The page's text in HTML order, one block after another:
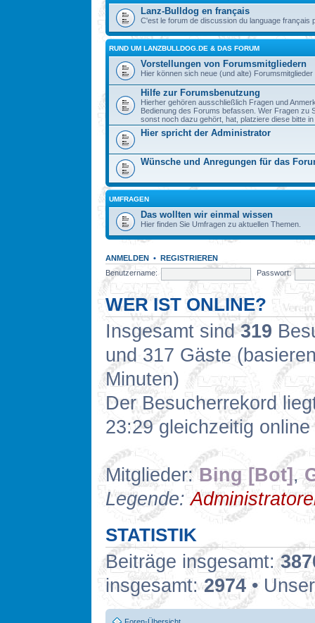
Lanz-Bulldog en français
C'est le forum de discussion du language français
RUND UM LANZBULLDOG.DE & DAS FORUM
Vorstellungen von Forumsmitgliedern
Hier können sich neue (und alte)
Hilfe zur Forumsbenutzung
Hierher gehören ausschließlich Fragen und
Bedienung des Forums befassen. Wer Fragen zu
sonst noch dazu gehört, hat, platziere diese bitte
Hier spricht der Administrator
Wünsche und Anregungen für das
UMFRAGEN
Das wollten wir einmal wissen
Hier finden Sie Umfragen zu aktuellen Themen.
ANMELDEN • REGISTRIEREN
Benutzername:
Passwort:
WER IST ONLINE?
Insgesamt sind319
und 317 Gäste
Minuten)
Der Besucherrekord
23:29 gleichzeitig
Mitglieder:Bing [Bot],
Legende:
STATISTIK
Beiträge insgesamt:
insgesamt:2974 •